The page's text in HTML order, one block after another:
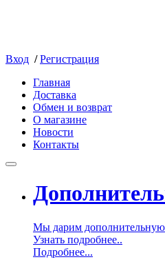
Вход / Регистрация
Главная
Доставка
Обмен и возврат
О магазине
Новости
Контакты
Мы дарим
Узнать подробнее..
Подробнее...